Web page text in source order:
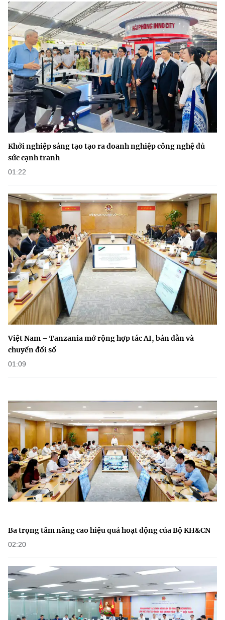
(Ghi rõ nguồn "https://mst.gov.vn" khi phát hành lại thông tin từ
website này)
Khởi nghiệp sáng tạo tạo ra doanh nghiệp công nghệ đủ
sức cạnh tranh
01:22
Việt Nam – Tanzania mở rộng hợp tác AI, bán dẫn và
chuyển đổi số
01:09
Ba trọng tâm nâng cao hiệu quả hoạt động của Bộ KH&CN
02:20